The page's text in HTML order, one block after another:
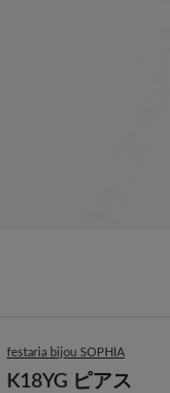
festaria bijou SOPHIA
K18YG ピアス